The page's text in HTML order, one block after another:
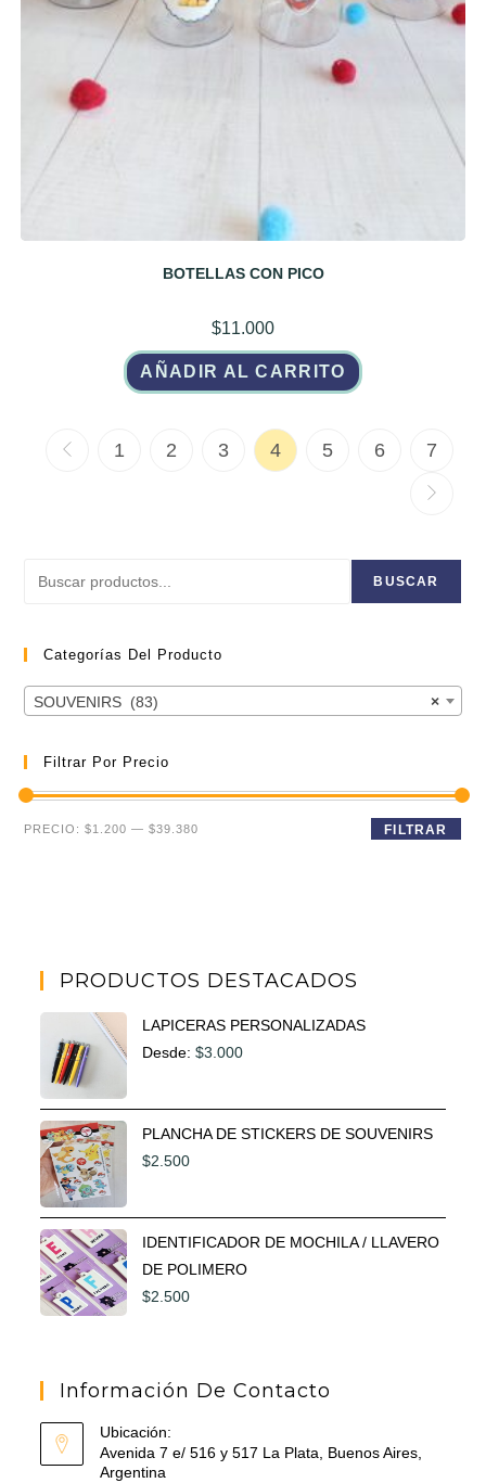
BOTELLAS CON PICO
$11.000
AÑADIR AL CARRITO
1 2 3 4 5 6 7
BUSCAR
Categorías Del Producto
×
SOUVENIRS (83)
Filtrar Por Precio
Precio
Precio
FILTRAR
PRECIO:$1.200 —$39.380
PRODUCTOS DESTACADOS
LAPICERAS PERSONALIZADAS
Desde:$3.000
PLANCHA DE STICKERS DE SOUVENIRS
$2.500
IDENTIFICADOR DE MOCHILA / LLAVERO
DE POLIMERO
$2.500
Información De Contacto
Ubicación:
Avenida 7 e/ 516 y 517 La Plata, Buenos Aires,
Argentina